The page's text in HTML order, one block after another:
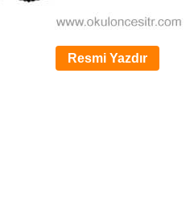
Resmi Yazdır